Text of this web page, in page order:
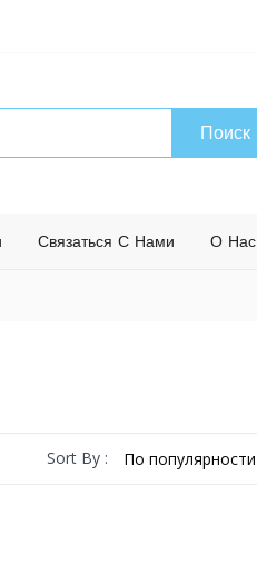
Поиск
Связаться С Нами О Нас
Sort By :